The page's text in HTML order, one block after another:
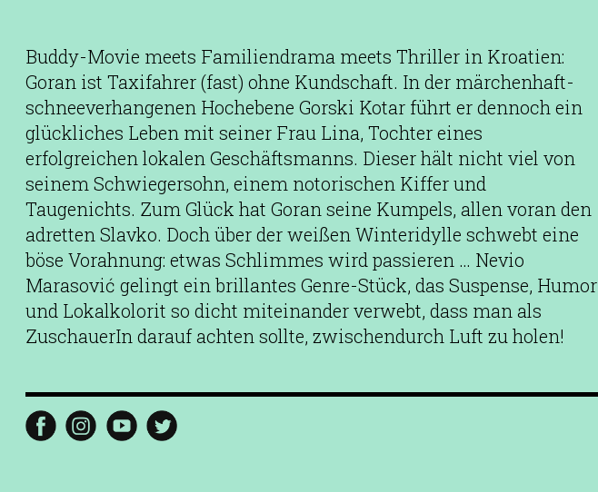
Buddy-Movie meets Familiendrama meets Thriller in Kroatien:
Goran ist Taxifahrer (fast) ohne Kundschaft. In der märchenhaft-
schneeverhangenen Hochebene Gorski Kotar führt er dennoch ein
glückliches Leben mit seiner Frau Lina, Tochter eines
erfolgreichen lokalen Geschäftsmanns. Dieser hält nicht viel von
seinem Schwiegersohn, einem notorischen Kiffer und
Taugenichts. Zum Glück hat Goran seine Kumpels, allen voran den
adretten Slavko. Doch über der weißen Winteridylle schwebt eine
böse Vorahnung: etwas Schlimmes wird passieren … Nevio
Marasović gelingt ein brillantes Genre-Stück, das Suspense, Humor
und Lokalkolorit so dicht miteinander verwebt, dass man als
ZuschauerIn darauf achten sollte, zwischendurch Luft zu holen!